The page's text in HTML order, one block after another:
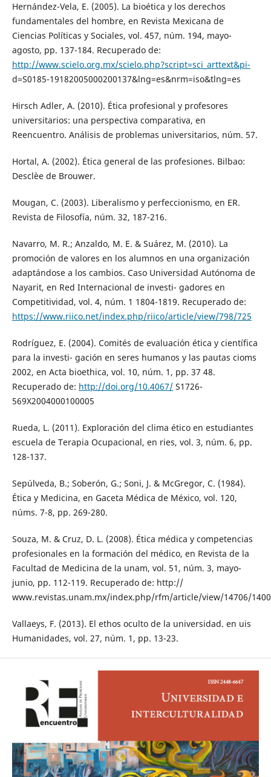
Hernández-Vela, E. (2005). La bioética y los derechos
fundamentales del hombre, en Revista Mexicana de
Ciencias Políticas y Sociales, vol. 457, núm. 194, mayo-
agosto, pp. 137-184. Recuperado de:
http://www.scielo.org.mx/scielo.php?script=sci_arttext&pi-
d=S0185-19182005000200137&lng=es&nrm=iso&tlng=es
Hirsch Adler, A. (2010). Ética profesional y profesores
universitarios: una perspectiva comparativa, en
Reencuentro. Análisis de problemas universitarios, núm. 57.
Hortal, A. (2002). Ética general de las profesiones. Bilbao:
Desclèe de Brouwer.
Mougan, C. (2003). Liberalismo y perfeccionismo, en ER.
Revista de Filosofía, núm. 32, 187-216.
Navarro, M. R.; Anzaldo, M. E. & Suárez, M. (2010). La
promoción de valores en los alumnos en una organización
adaptándose a los cambios. Caso Universidad Autónoma de
Nayarit, en Red Internacional de investi- gadores en
Competitividad, vol. 4, núm. 1 1804-1819. Recuperado de:
https://www.riico.net/index.php/riico/article/view/798/725
Rodríguez, E. (2004). Comités de evaluación ética y científica
para la investi- gación en seres humanos y las pautas cioms
2002, en Acta bioethica, vol. 10, núm. 1, pp. 37 48.
Recuperado de: http://doi.org/10.4067/S1726-
569X2004000100005
Rueda, L. (2011). Exploración del clima ético en estudiantes
escuela de Terapia Ocupacional, en ries, vol. 3, núm. 6, pp.
128-137.
Sepúlveda, B.; Soberón, G.; Soni, J. & McGregor, C. (1984).
Ética y Medicina, en Gaceta Médica de México, vol. 120,
núms. 7-8, pp. 269-280.
Souza, M. & Cruz, D. L. (2008). Ética médica y competencias
profesionales en la formación del médico, en Revista de la
Facultad de Medicina de la unam, vol. 51, núm. 3, mayo-
junio, pp. 112-119. Recuperado de: http://
www.revistas.unam.mx/index.php/rfm/article/view/14706/
Vallaeys, F. (2013). El ethos oculto de la universidad. en uis
Humanidades, vol. 27, núm. 1, pp. 13-23.